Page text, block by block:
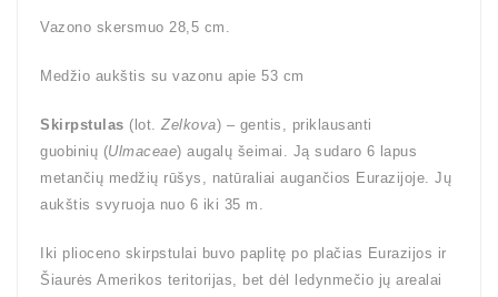
Vazono skersmuo 28,5 cm.
Medžio aukštis su vazonu apie 53 cm
Skirpstulas (lot. Zelkova) – gentis, priklausanti
guobinių (Ulmaceae) augalų šeimai. Ją sudaro 6 lapus
metančių medžių rūšys, natūraliai augančios Eurazijoje. Jų
aukštis svyruoja nuo 6 iki 35 m.
Iki plioceno skirpstulai buvo paplitę po plačias Eurazijos ir
Šiaurės Amerikos teritorijas, bet dėl ledynmečio jų arealai